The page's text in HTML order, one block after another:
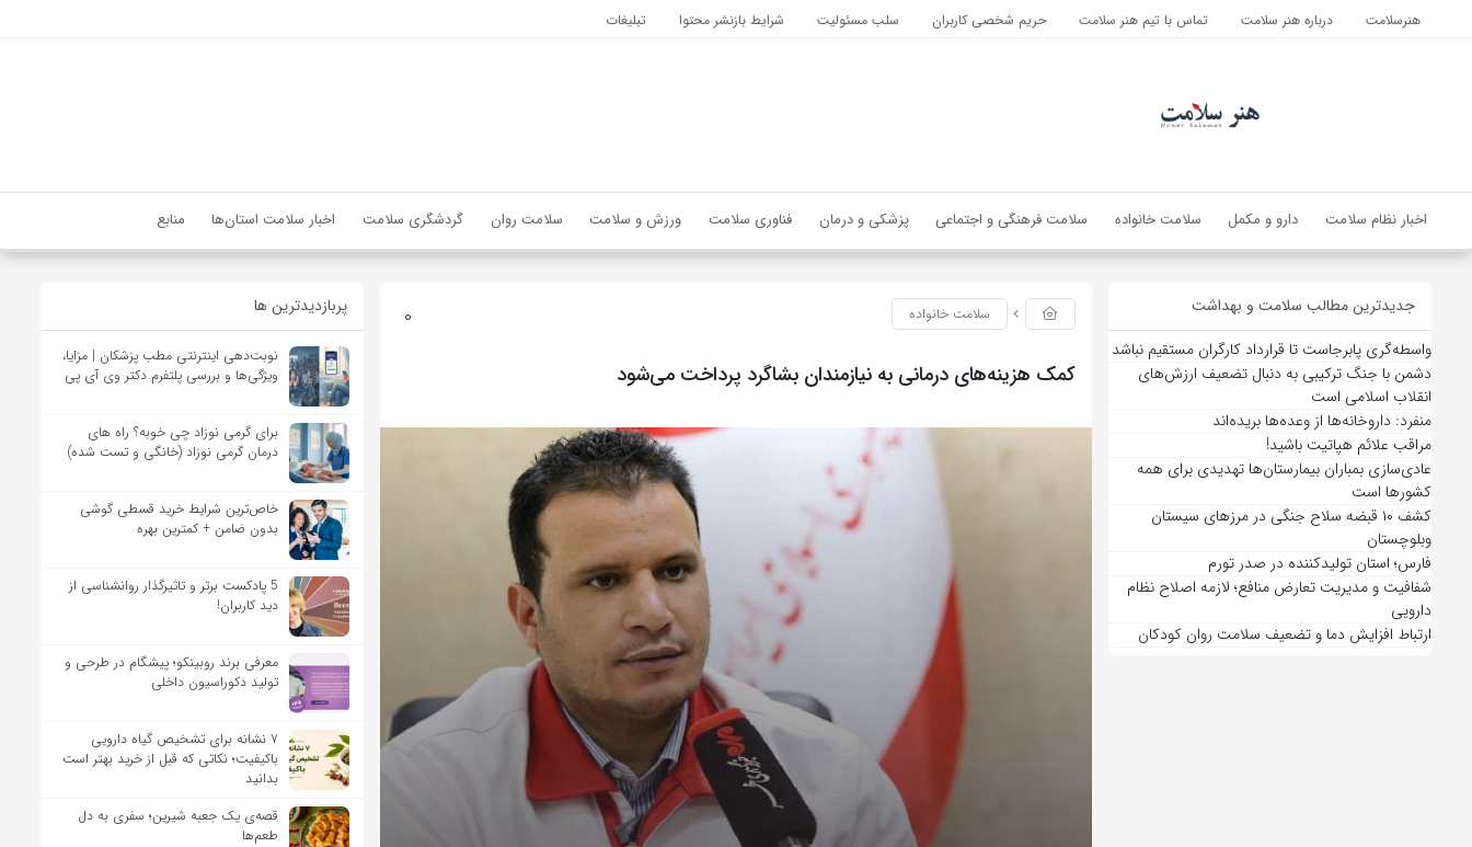
هنرسلامت درباره هنر سلامت تماس با تیم هنر سلامت حریم شخصی کاربران سلب مسئولیت شرایط بازنشر محتوا تبلیغات
اخبار نظام سلامت دارو و مکمل سلامت خانواده سلامت فرهنگی و اجتماعی پزشکی و درمان فناوری سلامت ورزش و سلامت سلامت روان گردشگری سلامت اخبار سلامت استان‌ها منابع
جدیدترین مطالب سلامت و بهداشت
واسطه‌گری پابرجاست تا قرارداد کارگران مستقیم نباشد
دشمن با جنگ ترکیبی به دنبال تضعیف ارزش‌های
انقلاب اسلامی است
منفرد: داروخانه‌ها از وعده‌ها بریده‌اند
مراقب علائم هپاتیت باشید!
عادی‌سازی بمباران بیمارستان‌ها تهدیدی برای همه
کشورها است
کشف ۱۰ قبضه سلاح جنگی در مرزهای سیستان
وبلوچستان
فارس؛ استان تولیدکننده در صدر تورم
شفافیت و مدیریت تعارض منافع؛ لازمه اصلاح نظام
دارویی
ارتباط افزایش دما و تضعیف سلامت روان کودکان
0 سلامت خانواده
کمک هزینه‌های درمانی به نیازمندان بشاگرد پرداخت می‌شود
پربازدیدترین ها
نوبت‌دهی اینترنتی مطب پزشکان | مزایا،
ویژگی‌ها و بررسی پلتفرم دکتر وی آی پی
برای گرمی نوزاد چی خوبه؟ راه های
درمان گرمی نوزاد (خانگی و تست شده)
خاص‌ترین شرایط خرید قسطی گوشی
بدون ضامن + کمترین بهره
5 پادکست برتر و تاثیرگذار روانشناسی از
دید کاربران!
معرفی برند روبینکو؛ پیشگام در طرحی و
تولید دکوراسیون داخلی
۷ نشانه برای تشخیص گیاه دارویی
باکیفیت؛ نکاتی که قبل از خرید بهتر است
بدانید
قصه‌ی یک جعبه شیرین؛ سفری به دل
طعم‌ها